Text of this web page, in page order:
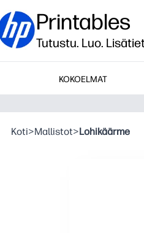
Printables
Tutustu. Luo.
KOKOELMAT
Koti>Mallistot>Lohikäärme